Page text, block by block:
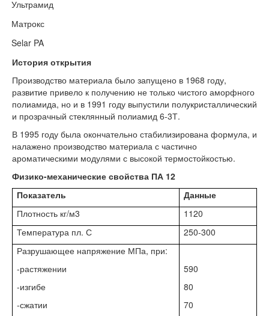
Ультрамид
Матрокс
Selar PA
История открытия
Производство материала было запущено в 1968 году,
развитие привело к получению не только чистого аморфного
полиамида, но и в 1991 году выпустили полукристаллический
и прозрачный стеклянный полиамид 6-3Т.
В 1995 году была окончательно стабилизирована формула, и
налажено производство материала с частично
ароматическими модулями с высокой термостойкостью.
Физико-механические свойства ПА 12
Показатель
Данные
Плотность кг/м3
1120
Температура пл. С
250-300
Разрушающее напряжение МПа, при:
-растяжении
-изгибе
-сжатии
590
80
70